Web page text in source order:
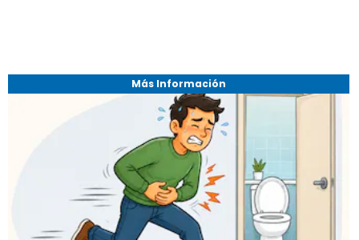
Más Información